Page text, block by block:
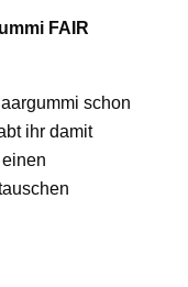
FAIR
schon
ihr damit